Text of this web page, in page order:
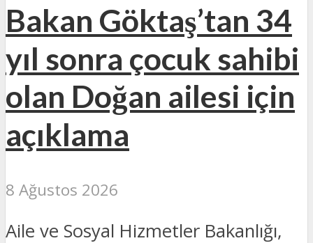
Bakan Göktaş’tan 34
yıl sonra çocuk sahibi
olan Doğan ailesi için
açıklama
8 Ağustos 2026
Aile ve Sosyal Hizmetler Bakanlığı,